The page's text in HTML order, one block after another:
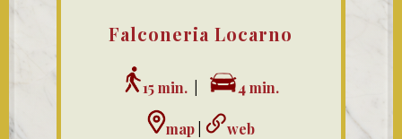
Falconeria Locarno
15 min. 4 min.
map| web